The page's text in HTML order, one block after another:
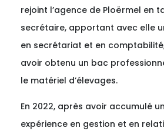
rejoint l’agence de Ploërmel en
secrétaire, apportant avec elle
en secrétariat et en
avoir obtenu un bac
le matériel d’élevages.
En 2022, après avoir accumulé
expérience en gestion et en